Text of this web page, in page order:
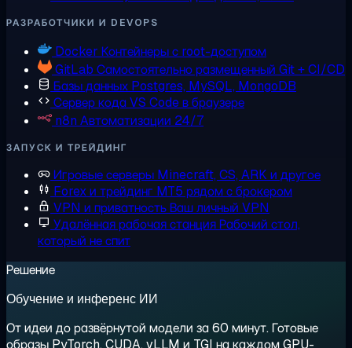
РАЗРАБОТЧИКИ И DEVOPS
Docker Контейнеры с root-доступом
GitLab Самостоятельно размещенный Git + CI/CD
Базы данных Postgres, MySQL, MongoDB
Сервер кодаVS Code в браузере
n8n Автоматизации 24/7
ЗАПУСК И ТРЕЙДИНГ
Игровые серверы Minecraft, CS, ARK и другое
Forex и трейдинг MT5 рядом с брокером
VPN и приватностьВаш личный VPN
Удалённая рабочая станцияРабочий стол,
который не спит
Решение
Обучение и инференс ИИ
От идеи до развёрнутой модели за 60 минут. Готовые
образы PyTorch, CUDA, vLLM и TGI на каждом GPU-